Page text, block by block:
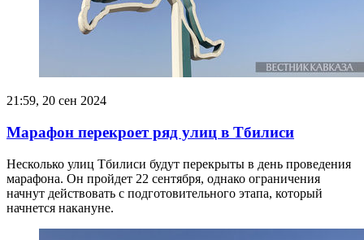
21:59, 20 сен 2024
Марафон перекроет ряд улиц в Тбилиси
Несколько улиц Тбилиси будут перекрыты в день проведения
марафона. Он пройдет 22 сентября, однако ограничения
начнут действовать с подготовительного этапа, который
начнется накануне.